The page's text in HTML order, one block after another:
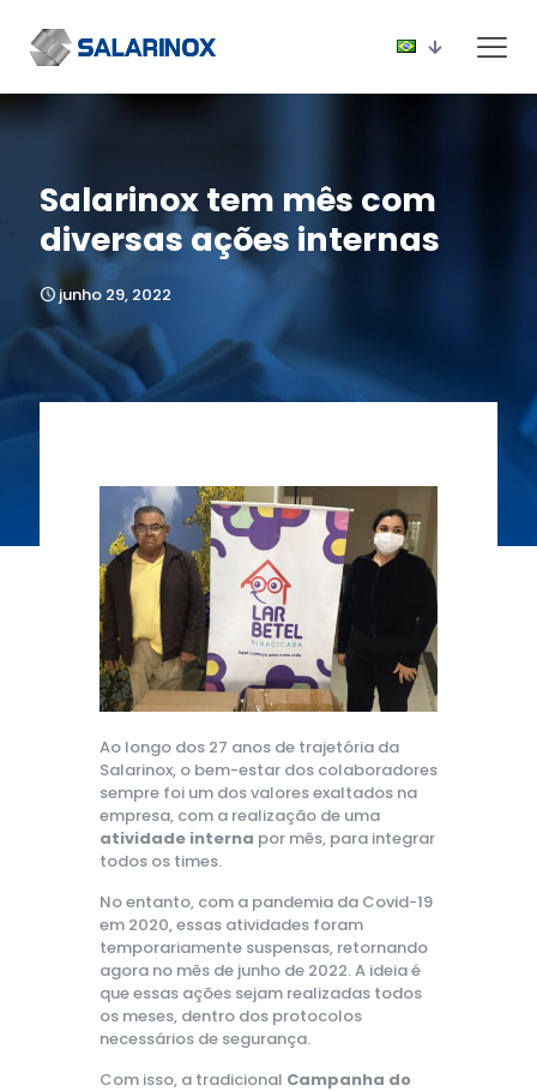
Salarinox tem mês com
diversas ações internas
junho 29, 2022
Ao longo dos 27 anos de trajetória da
Salarinox, o bem-estar dos colaboradores
sempre foi um dos valores exaltados na
empresa, com a realização de uma
atividade interna por mês, para integrar
todos os times.
No entanto, com a pandemia da Covid-19
em 2020, essas atividades foram
temporariamente suspensas, retornando
agora no mês de junho de 2022. A ideia é
que essas ações sejam realizadas todos
os meses, dentro dos protocolos
necessários de segurança.
Com isso, a tradicional Campanha do